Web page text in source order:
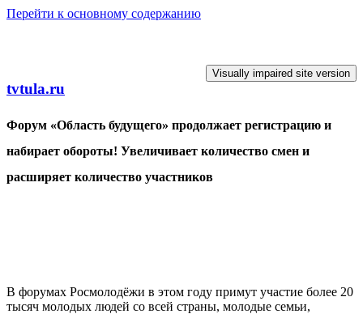
Перейти к основному содержанию
tvtula.ru
Форум «Область будущего» продолжает регистрацию и
набирает обороты! Увеличивает количество смен и
расширяет количество участников
В форумах Росмолодёжи в этом году примут участие более 20
тысяч молодых людей со всей страны, молодые семьи,